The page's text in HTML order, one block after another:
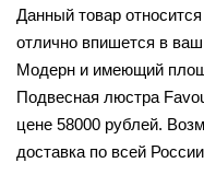
Данный товар
отлично впишется в
Модерн и имеющий
Подвесная люстра
цене 58000 рублей.
доставка по всей